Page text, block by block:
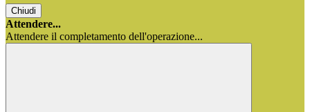
Chiudi
Attendere...
Attendere il completamento dell'operazione...